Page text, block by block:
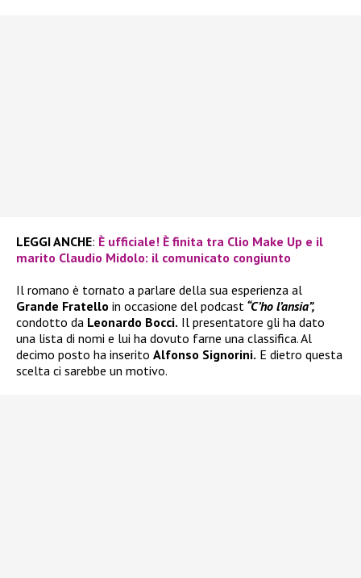
LEGGI ANCHE: È ufficiale! È finita tra Clio Make Up e il
marito Claudio Midolo: il comunicato congiunto
Il romano è tornato a parlare della sua esperienza al
Grande Fratello in occasione del podcast “C’ho l’ansia”,
condotto da Leonardo Bocci. Il presentatore gli ha dato
una lista di nomi e lui ha dovuto farne una classifica. Al
decimo posto ha inserito Alfonso Signorini. E dietro questa
scelta ci sarebbe un motivo.